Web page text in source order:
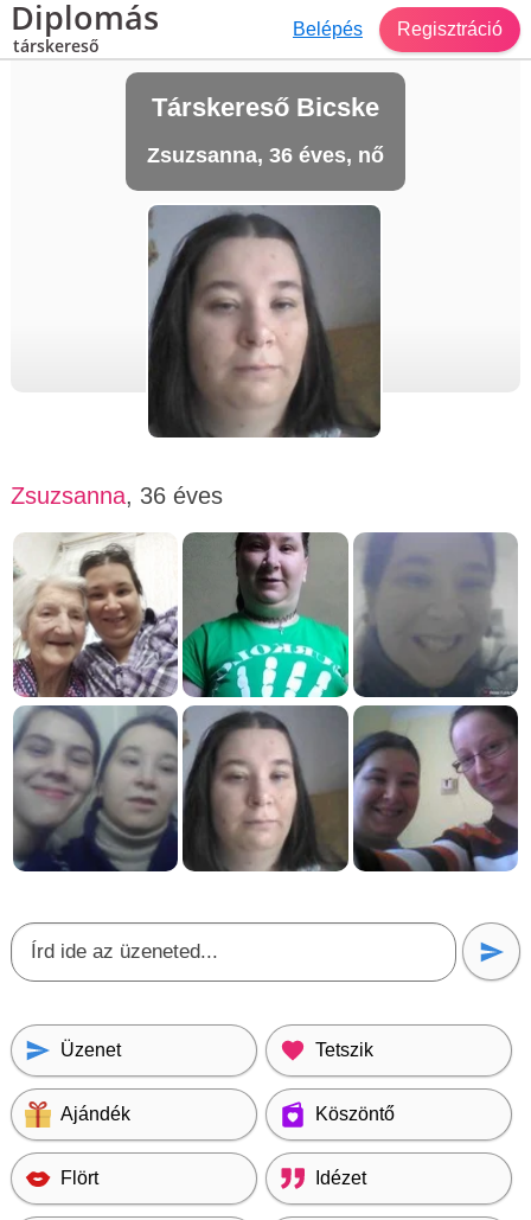
Diplomás
társkereső
Belépés Regisztráció
Társkereső Bicske
Zsuzsanna, 36 éves, nő
Zsuzsanna, 36 éves
Üzenet Tetszik
Ajándék Köszöntő
Flört Idézet